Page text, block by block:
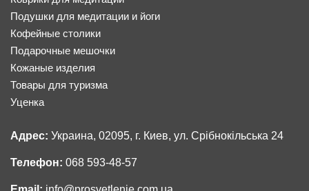
Подушки для медитации и йоги
Кофейные столики
Подарочные мешочки
Кожаные изделия
Товары для туризма
Уценка
Адрес: Украина, 02095, г. Киев, ул. Срібнокільська 24
Телефон: 068 593-48-57